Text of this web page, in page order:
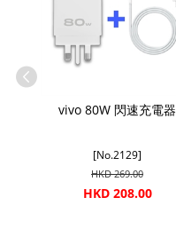
vivo 80W 閃速充電器
[No.2129]
HKD 269.00
HKD 208.00